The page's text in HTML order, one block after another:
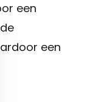
een
een